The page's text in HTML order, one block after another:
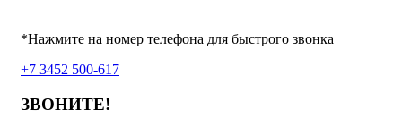
*Нажмите на номер телефона для быстрого звонка
+7 3452 500-617
ЗВОНИТЕ!